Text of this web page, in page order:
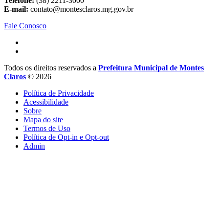
E-mail: contato@montesclaros.mg.gov.br
Fale Conosco
Todos os direitos reservados a Prefeitura Municipal de Montes
Claros © 2026
Política de Privacidade
Acessibilidade
Sobre
Mapa do site
Termos de Uso
Política de Opt-in e Opt-out
Admin